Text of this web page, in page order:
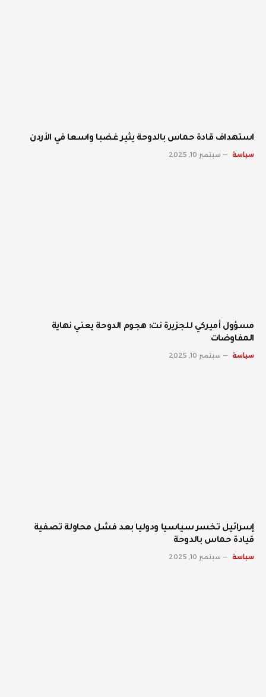
استهداف قادة حماس بالدوحة يثير غضبا واسعا في الأردن
سياسة سبتمبر 10, 2025
مسؤول أميركي للجزيرة نت: هجوم الدوحة يعني نهاية
المفاوضات
سياسة سبتمبر 10, 2025
إسرائيل تخسر سياسيا ودوليا بعد فشل محاولة تصفية
قيادة حماس بالدوحة
سياسة سبتمبر 10, 2025